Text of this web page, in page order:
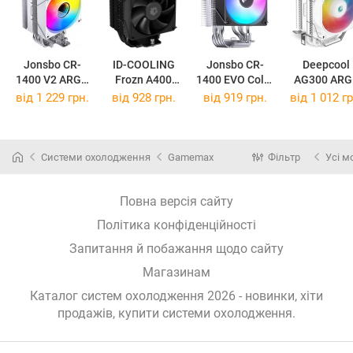
Jonsbo CR-
1400 V2 ARGB
White
ID-COOLING
Frozn A400
Black
Jonsbo CR-
1400 EVO Color
Black
Deepcool
AG300
White
від 1 229 грн. від 928 грн. від 919 грн. від 1 012
Системи охолодження Gamemax Фільтр Усі
Повна версія сайту
Політика конфіденційності
Запитання й побажання щодо сайту
Магазинам
Каталог систем охолодження 2026 - новинки, хіти
продажів, купити системи охолодження.